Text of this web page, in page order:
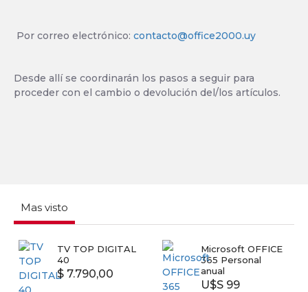
Por correo electrónico: contacto@office2000.uy
Desde allí se coordinarán los pasos a seguir para
proceder con el cambio o devolución del/los artículos.
Mas visto
TV TOP DIGITAL
40
$ 7.790,00
Microsoft OFFICE
365 Personal
anual
U$S 99